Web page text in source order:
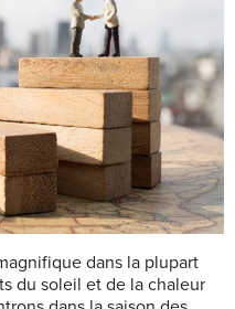
dans la plupart
du soleil et de la chaleur